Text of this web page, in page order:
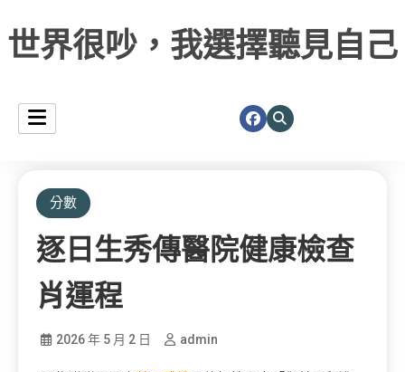
世界很吵，我選擇聽見自己
分數
逐日生秀傳醫院健康檢查
肖運程
2026 年 5 月 2 日 admin